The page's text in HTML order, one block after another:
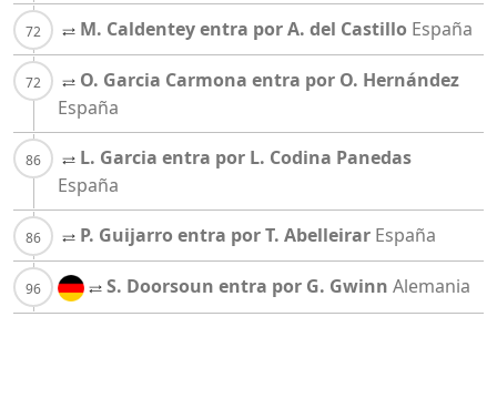
M. Caldentey entra por A. del Castillo España
O. Garcia Carmona entra por O. Hernández
España
L. Garcia entra por L. Codina Panedas
España
P. Guijarro entra por T. Abelleirar España
S. Doorsoun entra por G. Gwinn Alemania